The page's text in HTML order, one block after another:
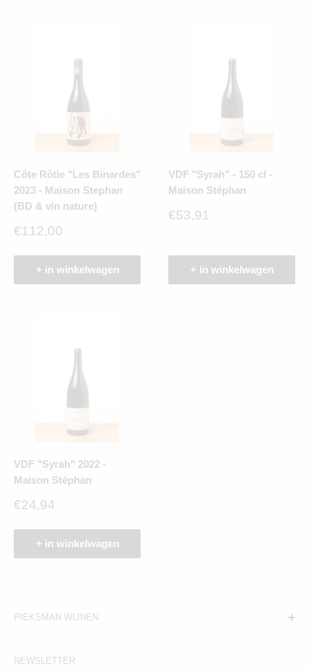
Côte Rôtie "Les Binardes"
2023 - Maison Stephan
(BD & vin nature)
Verkoopprijs
€112,00
+ in winkelwagen
VDF "Syrah" - 150 cl -
Maison Stéphan
Verkoopprijs
€53,91
+ in winkelwagen
VDF "Syrah" 2022 -
Maison Stéphan
Verkoopprijs
€24,94
+ in winkelwagen
PIEKSMAN WIJNEN
Hogeweg 19, 1098BV
NEWSLETTER